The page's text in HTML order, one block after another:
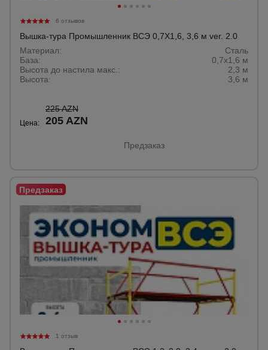
6 отзывов
Вышка-тура Промышленник ВСЭ 0,7Х1,6, 3,6 м ver. 2.0
Материал:
Сталь
База:
0,7х1,6 м
Высота до настила макс.:
2,3 м
Высота:
3,6 м
Цена:
225 AZN
205 AZN
Предзаказ
1 отзыв